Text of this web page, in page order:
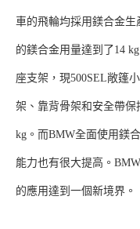
車的飛輪均採用鎂合金生
的鎂合金用量達到了14
座支架，現500SEL敞篷
架、靠背骨架和安全帶保
kg。而BMW全面使用鎂
能力也有很大提高。
的應用達到一個新境界。